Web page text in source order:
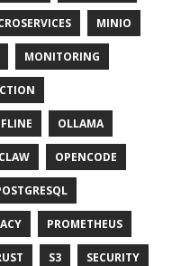
MINIO
MONITORING
OLLAMA
OPENCODE
PROMETHEUS
S3 SECURITY